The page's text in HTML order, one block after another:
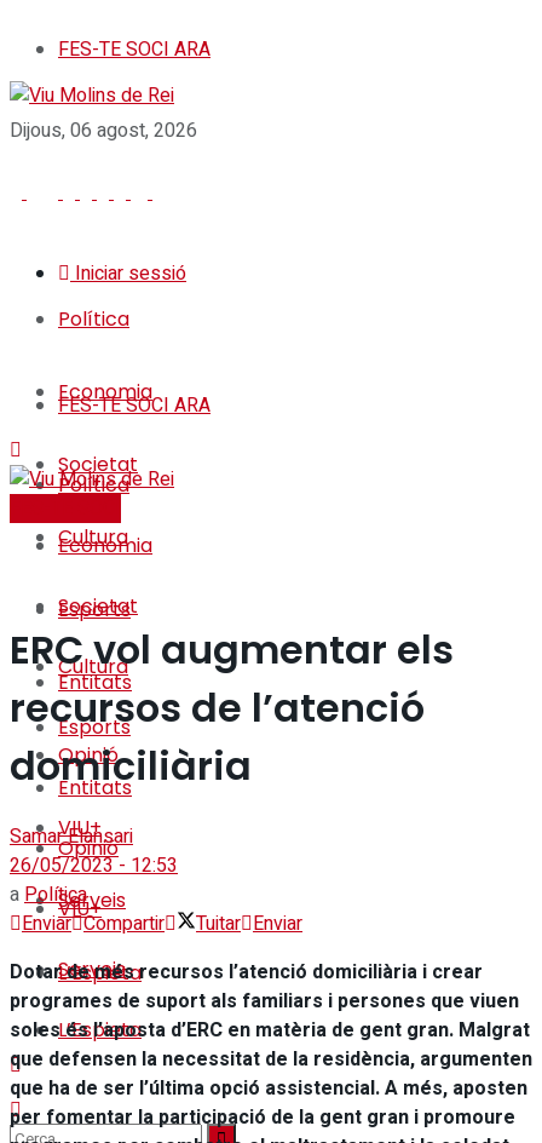
FES-TE SOCI ARA
Dijous, 06 agost, 2026
Iniciar sessió
Política
Economia
Societat
Cultura
Esports
Entitats
Opinió
VIU+
Serveis
L’Espieta
FES-TE SOCI ARA
Política
Economia
Societat
Cultura
Esports
Entitats
Opinió
VIU+
Serveis
L’Espieta
ERC vol augmentar els
recursos de l’atenció
domiciliària
Samar Elansari
26/05/2023 - 12:53
aPolítica
Enviar Compartir Tuitar Enviar
Dotar de més recursos l’atenció domiciliària i crear
programes de suport als familiars i persones que viuen
soles és l’aposta d’ERC en matèria de gent gran. Malgrat
que defensen la necessitat de la residència, argumenten
que ha de ser l’última opció assistencial. A més, aposten
per fomentar la participació de la gent gran i promoure